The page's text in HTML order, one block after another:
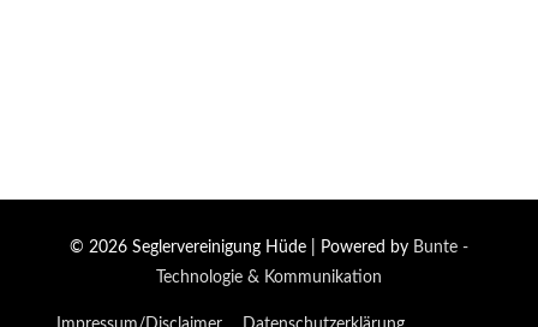
© 2026 Seglervereinigung Hüde | Powered by Bunte -
Technologie & Kommunikation